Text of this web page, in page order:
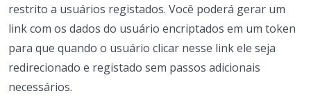
restrito a usuários registados. Você poderá gerar um
link com os dados do usuário encriptados em um token
para que quando o usuário clicar nesse link ele seja
redirecionado e registado sem passos adicionais
necessários.